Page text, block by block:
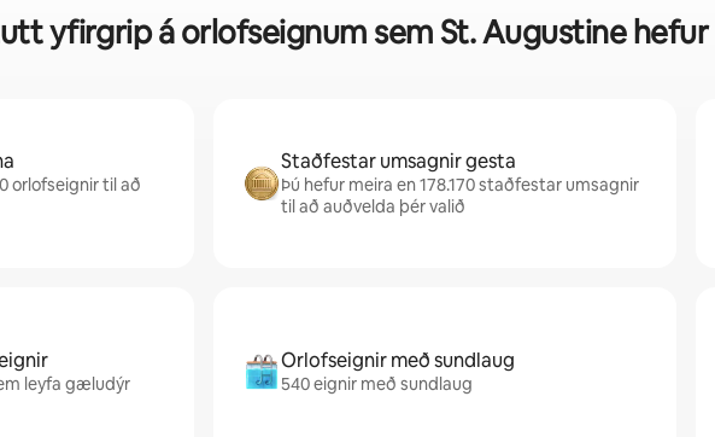
yfirgrip á orlofseignum sem St. Augustine hefur
orlofseignir til að
Staðfestar umsagnir gesta
Þú hefur meira en 178.170 staðfestar umsagnir
til að auðvelda þér valið
leyfa gæludýr
Orlofseignir með sundlaug
540 eignir með sundlaug